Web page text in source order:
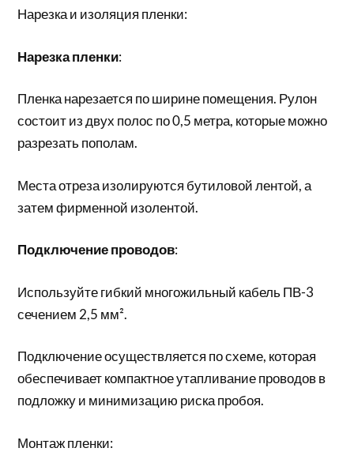
Нарезка и изоляция пленки:
Нарезка пленки:
Пленка нарезается по ширине помещения. Рулон
состоит из двух полос по 0,5 метра, которые можно
разрезать пополам.
Места отреза изолируются бутиловой лентой, а
затем фирменной изолентой.
Подключение проводов:
Используйте гибкий многожильный кабель ПВ-3
сечением 2,5 мм².
Подключение осуществляется по схеме, которая
обеспечивает компактное утапливание проводов в
подложку и минимизацию риска пробоя.
Монтаж пленки: